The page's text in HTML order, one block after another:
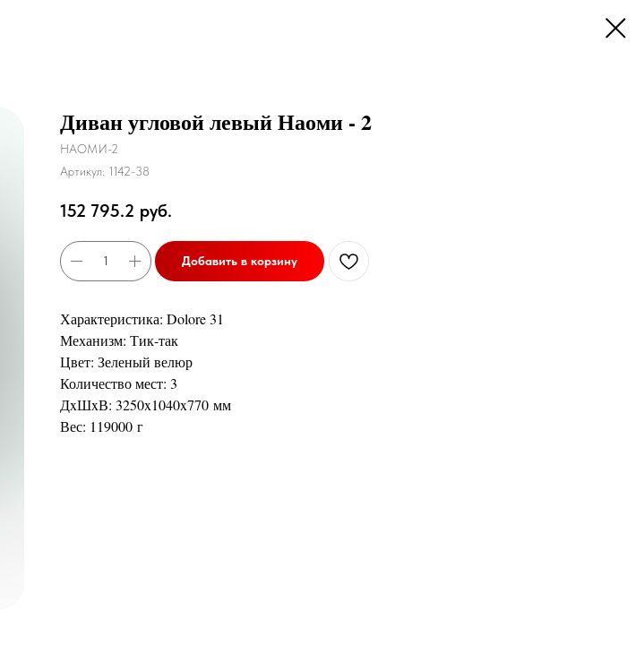
Диван угловой левый Наоми - 2
НАОМИ-2
Артикул: 1142-38
152 795.2 руб.
Добавить в корзину
Характеристика: Dolore 31
Механизм: Тик-так
Цвет: Зеленый велюр
Количество мест: 3
ДxШxВ: 3250x1040x770 мм
Вес: 119000 г